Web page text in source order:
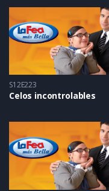
S12E223
Celos incontrolables